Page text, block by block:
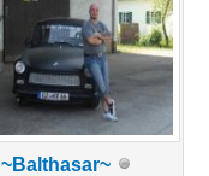
~Balthasar~